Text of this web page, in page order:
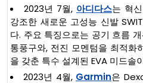
2023년 7월, 아디다스는 혁
강조한 새로운 고성능 신발
다. 주요 특징으로는 공기 흐름
통풍구와, 전진 모멘텀을 최적
을 갖춘 특수 설계된 EVA 미드솔
2023년 4월, Garmin은